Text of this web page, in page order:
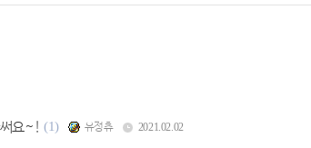
요~! (1) 유정츄 2021.02.02